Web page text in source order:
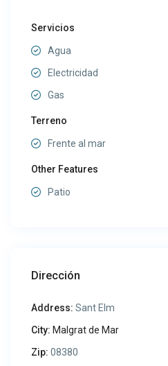
Servicios
Agua
Electricidad
Gas
Terreno
Frente al mar
Other Features
Patio
Dirección
Address: Sant Elm
City: Malgrat de Mar
Zip: 08380